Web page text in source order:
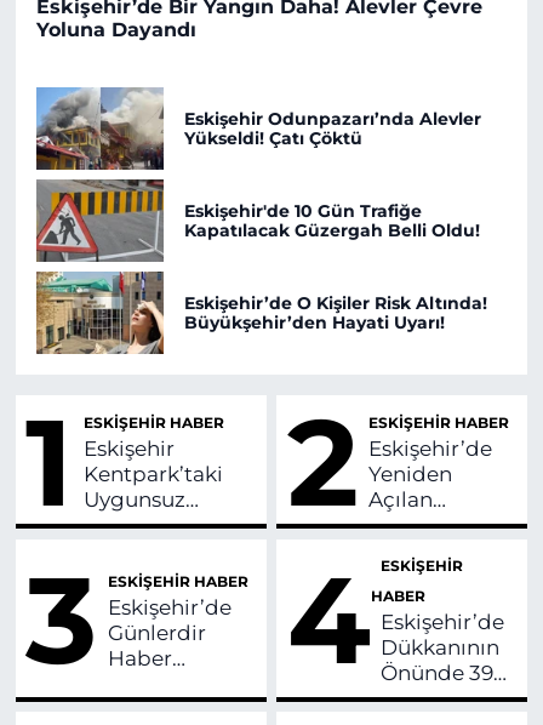
Eskişehir’de Bir Yangın Daha! Alevler Çevre
Yoluna Dayandı
Eskişehir Odunpazarı’nda Alevler
Yükseldi! Çatı Çöktü
Eskişehir'de 10 Gün Trafiğe
Kapatılacak Güzergah Belli Oldu!
Eskişehir’de O Kişiler Risk Altında!
Büyükşehir’den Hayati Uyarı!
1 ESKİŞEHİR HABER
Eskişehir
Kentpark’taki
Uygunsuz
Görüntülere
Soruşturma!
2 ESKİŞEHİR HABER
Eskişehir’de
Yeniden
Açılan
Aquapark Yaz
Boyunca
Ücretsiz
Hizmet
Verecek!
3 ESKİŞEHİR HABER
Eskişehir’de
Günlerdir
Haber
Kayıp Kız
4
ESKİŞEHİR
HABER
Eskişehir’de
Dükkanının
Önünde 390
Bin Lira Ceza